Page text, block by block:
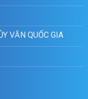
VĂN QUỐC GIA